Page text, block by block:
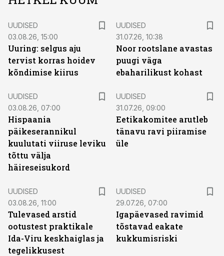
UUDISED
03.08.26, 15:00
Uuring: selgus aju
tervist korras hoidev
kõndimise kiirus
UUDISED
31.07.26, 10:38
Noor rootslane avastas
puugi väga
ebaharilikust kohast
UUDISED
03.08.26, 07:00
Hispaania
päikeserannikul
kuulutati viiruse leviku
tõttu välja
häireseisukord
UUDISED
31.07.26, 09:00
Eetikakomitee arutleb
tänavu ravi piiramise
üle
UUDISED
03.08.26, 11:00
Tulevased arstid
ootustest praktikale
Ida-Viru keskhaiglas ja
tegelikkusest
UUDISED
29.07.26, 07:00
Igapäevased ravimid
tõstavad eakate
kukkumisriski